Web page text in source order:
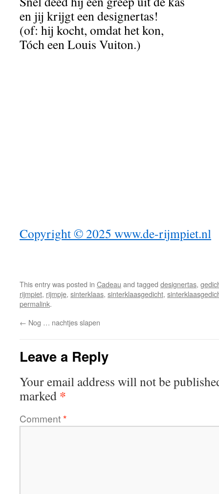
en jij krijgt een designertas!
(of: hij kocht, omdat het kon,
Tóch een Louis Vuiton.)
Copyright © 2025 www.de-rijmpiet.nl
This entry was posted in Cadeau and tagged designertas,
rijmpiet, rijmpje, sinterklaas, sinterklaasgedicht,
permalink.
← Nog … nachtjes slapen
Leave a Reply
Your email address will not be
marked *
Comment*